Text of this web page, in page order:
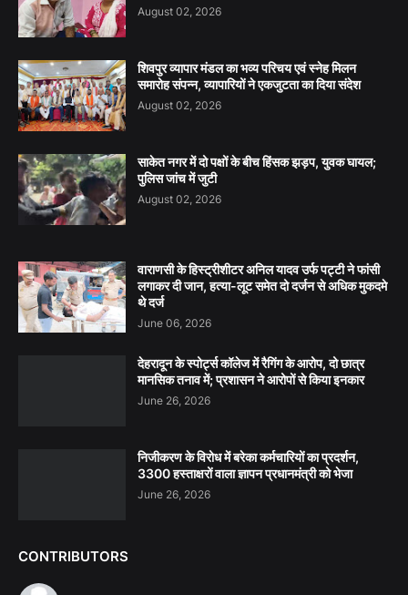
August 02, 2026
शिवपुर व्यापार मंडल का भव्य परिचय एवं स्नेह मिलन
समारोह संपन्न, व्यापारियों ने एकजुटता का दिया संदेश
August 02, 2026
साकेत नगर में दो पक्षों के बीच हिंसक झड़प, युवक घायल;
पुलिस जांच में जुटी
August 02, 2026
वाराणसी के हिस्ट्रीशीटर अनिल यादव उर्फ पट्टी ने फांसी
लगाकर दी जान, हत्या-लूट समेत दो दर्जन से अधिक मुकदमे
थे दर्ज
June 06, 2026
देहरादून के स्पोर्ट्स कॉलेज में रैगिंग के आरोप, दो छात्र
मानसिक तनाव में; प्रशासन ने आरोपों से किया इनकार
June 26, 2026
निजीकरण के विरोध में बरेका कर्मचारियों का प्रदर्शन,
3300 हस्ताक्षरों वाला ज्ञापन प्रधानमंत्री को भेजा
June 26, 2026
CONTRIBUTORS